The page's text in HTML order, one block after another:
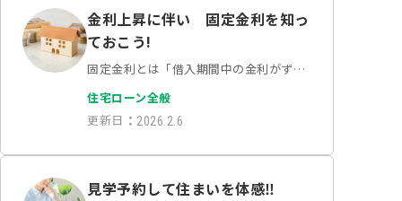
金利上昇に伴い 固定金利を知っ
ておこう!
固定金利とは「借入期間中の金利がずっ
と変わらないタイプ」の金利設定のこと
です。世の中の景気が良くなって市場の
契約時のままキープされます。固定金利
の最大の特徴は、一言…
住宅ローン全般
更新日 ： 2026.2.6
見学予約して住まいを体感‼